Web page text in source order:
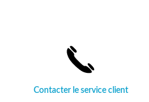
Contacter le service client